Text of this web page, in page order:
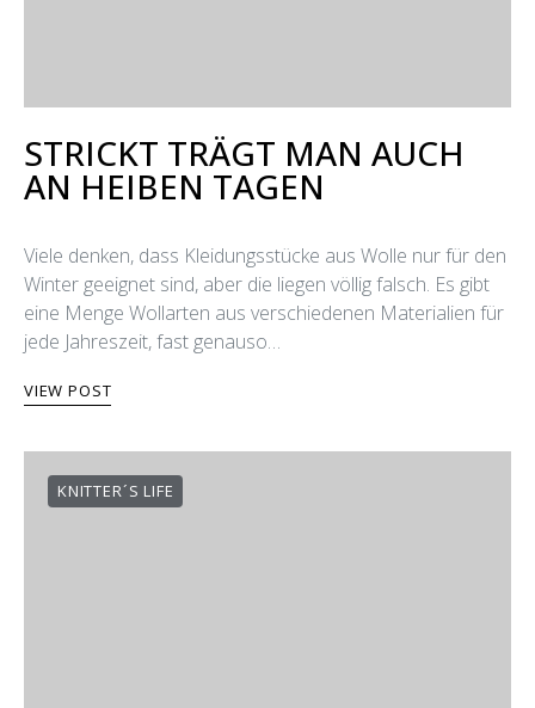
STRICKT TRÄGT MAN AUCH
AN HEIΒEN TAGEN
Viele denken, dass Kleidungsstücke aus Wolle nur für den
Winter geeignet sind, aber die liegen völlig falsch. Es gibt
eine Menge Wollarten aus verschiedenen Materialien für
jede Jahreszeit, fast genauso…
VIEW POST
KNITTER´S LIFE